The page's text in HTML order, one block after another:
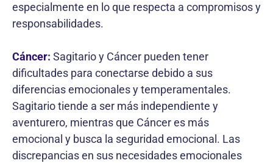
especialmente en lo que respecta a compromisos y
responsabilidades.
Cáncer: Sagitario y Cáncer pueden tener
dificultades para conectarse debido a sus
diferencias emocionales y temperamentales.
Sagitario tiende a ser más independiente y
aventurero, mientras que Cáncer es más
emocional y busca la seguridad emocional. Las
discrepancias en sus necesidades emocionales